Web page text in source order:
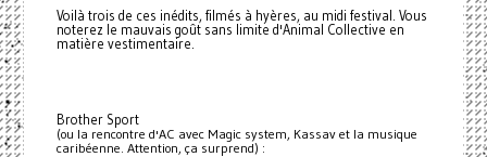
Voilà trois de ces inédits, filmés à hyères, au midi festival. Vous
noterez le mauvais goût sans limite d'Animal Collective en
matière vestimentaire.
Brother Sport
(ou la rencontre d'AC avec Magic system, Kassav et la musique
caribéenne. Attention, ça surprend) :